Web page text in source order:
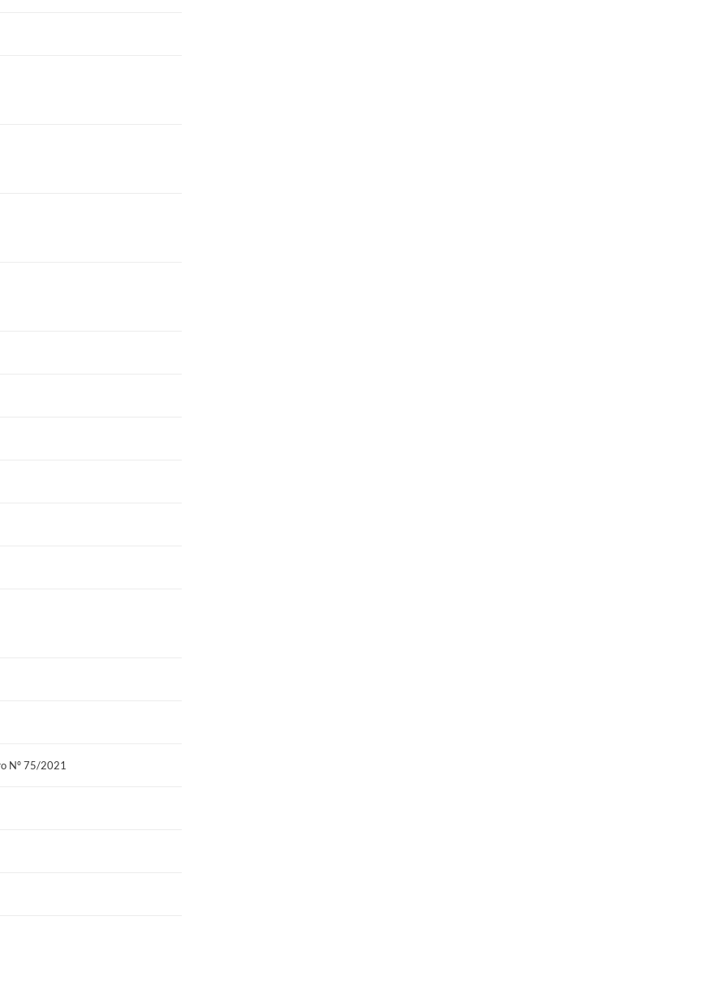
ajuda a aliviar e prevenir dores
o Super Pillow e o tecido em
que complementa o suporte
por toda a superfície do colchão.
casais com biotipos parecidos, pois
Sua construção com espumas
a distribuição uniforme do
cumpre os padrões de
em um colchão de alta
Nº 75/2021